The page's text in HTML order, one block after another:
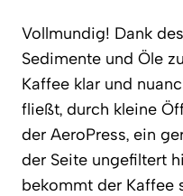
Vollmundig! Dank
Sedimente und Öle
Kaffee klar und
fließt, durch kleine
der AeroPress, ein
der Seite ungefiltert
bekommt der Kaffee